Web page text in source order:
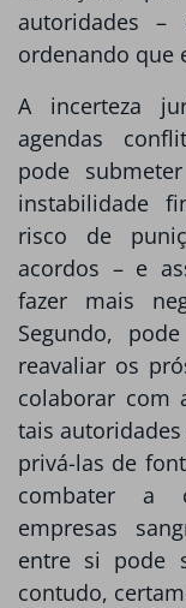
autoridades
ordenando que
A incerteza
agendas
pode
instabilidade
risco de
acordos – e
fazer mais
Segundo,
reavaliar os
colaborar com
tais
privá-las de
combater a
empresas
entre si pode
contudo,